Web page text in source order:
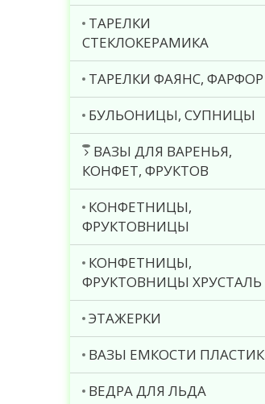
ТАРЕЛКИ
СТЕКЛОКЕРАМИКА
ТАРЕЛКИ ФАЯНС, ФАРФОР
БУЛЬОНИЦЫ, СУПНИЦЫ
ВАЗЫ ДЛЯ ВАРЕНЬЯ,
КОНФЕТ, ФРУКТОВ
КОНФЕТНИЦЫ,
ФРУКТОВНИЦЫ
КОНФЕТНИЦЫ,
ФРУКТОВНИЦЫ ХРУСТАЛЬ
ЭТАЖЕРКИ
ВАЗЫ ЕМКОСТИ ПЛАСТИК
ВЕДРА ДЛЯ ЛЬДА